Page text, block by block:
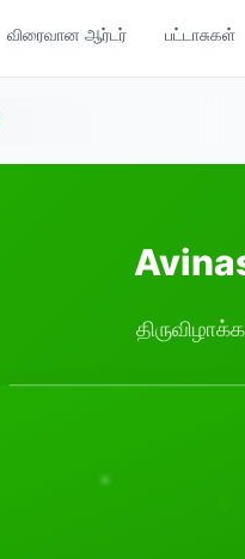
விரைவான ஆர்டர் பட்டாசுகள்